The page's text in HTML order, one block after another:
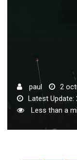
paul
2
Latest Update:
Less than a